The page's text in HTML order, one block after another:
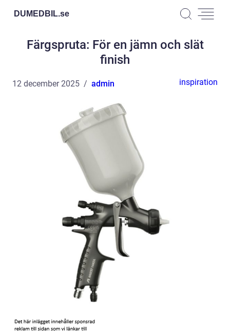
DUMEDBIL.se
Färgspruta: För en jämn och slät
finish
12 december 2025 admin inspiration